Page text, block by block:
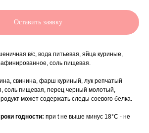
Оставить заявку
в/с, вода питьевая, яйца куриные,
соль пищевая.
свинина, фарш куриный, лук репчатый
соль пищевая, перец черный молотый,
может содержать следы соевого белка.
годности: при t не выше минус 18°С - не